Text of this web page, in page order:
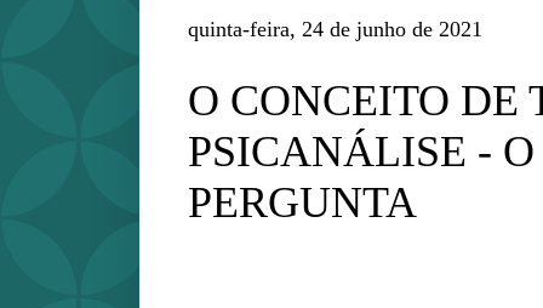
quinta-feira, 24 de junho de 2021
O CONCEITO DE
PSICANÁLISE -
PERGUNTA